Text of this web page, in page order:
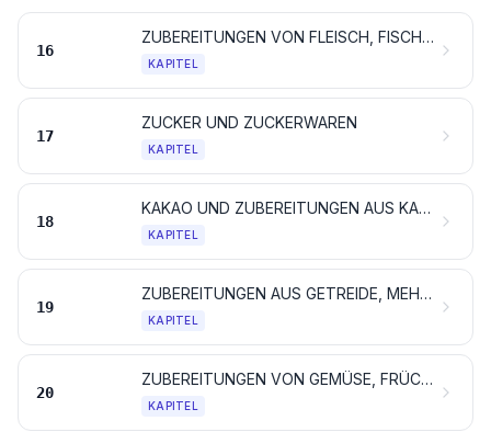
16
ZUBEREITUNGEN VON FLEISCH, FISCHEN, KREBSTIEREN, WEICHTIEREN, ANDEREN WIRBELLOSEN WASSERTIEREN ODER VON INSEKTEN
KAPITEL
17
ZUCKER UND ZUCKERWAREN
KAPITEL
18
KAKAO UND ZUBEREITUNGEN AUS KAKAO
KAPITEL
19
ZUBEREITUNGEN AUS GETREIDE, MEHL, STÄRKE ODER MILCH; BACKWAREN
KAPITEL
20
ZUBEREITUNGEN VON GEMÜSE, FRÜCHTEN, NÜSSEN ODER ANDEREN PFLANZENTEILEN
KAPITEL